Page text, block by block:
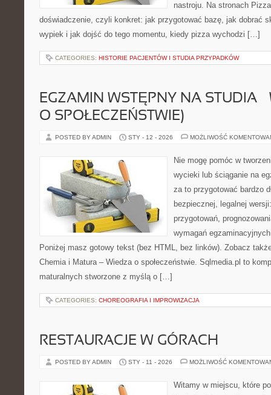
nastroju. Na stronach
doświadczenie, czyli konkret: jak przygotować bazę, jak dobrać
wypiek i jak dojść do tego momentu, kiedy pizza wychodzi […]
CATEGORIES: HISTORIE PACJENTÓW I STUDIA PRZYPADKÓW
EGZAMIN WSTĘPNY NA STUDIA
O SPOŁECZEŃSTWIE)
POSTED BY ADMIN STY - 12 - 2026 MOŻLIWOŚĆ
Nie mogę pomóc w
wycieki lub ściąganie na
za to przygotować bardzo
bezpiecznej, legalnej
przygotowań,
wymagań
Poniżej masz gotowy tekst (bez HTML, bez linków). Zobacz
Chemia i Matura – Wiedza o społeczeństwie. Sqlmedia.pl to
maturalnych stworzone z myślą o […]
CATEGORIES: CHOREOGRAFIA I IMPROWIZACJA
RESTAURACJE W GÓRACH
POSTED BY ADMIN STY - 11 - 2026 MOŻLIWOŚĆ
Witamy w miejscu, które